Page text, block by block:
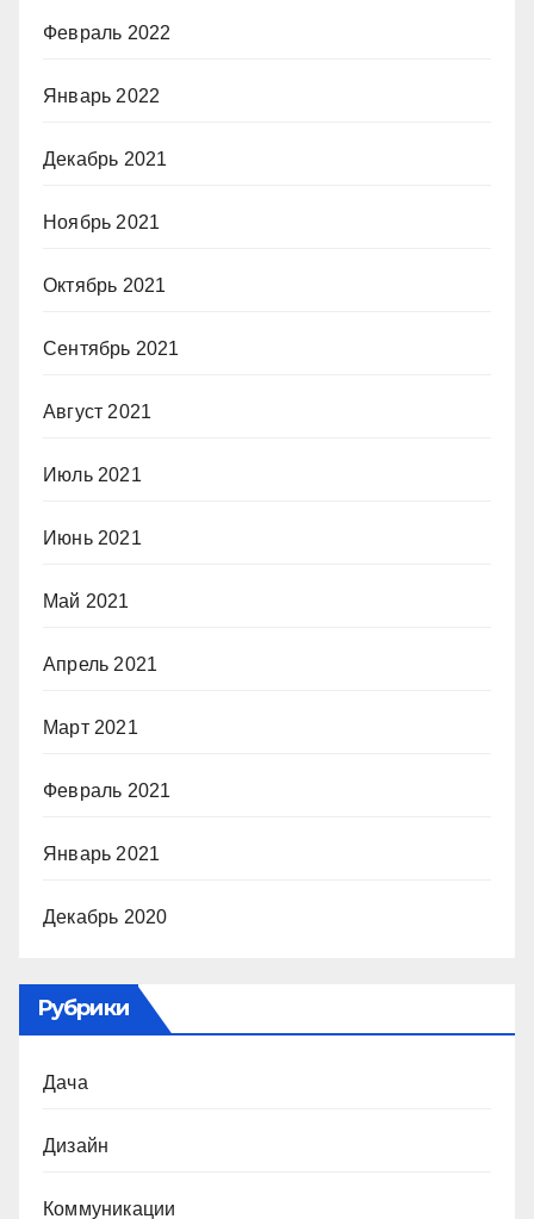
Февраль 2022
Январь 2022
Декабрь 2021
Ноябрь 2021
Октябрь 2021
Сентябрь 2021
Август 2021
Июль 2021
Июнь 2021
Май 2021
Апрель 2021
Март 2021
Февраль 2021
Январь 2021
Декабрь 2020
Рубрики
Дача
Дизайн
Коммуникации